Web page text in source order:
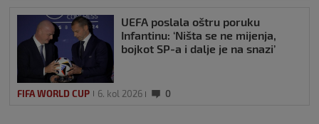
UEFA poslala oštru poruku
Infantinu: ‘Ništa se ne mijenja,
bojkot SP-a i dalje je na snazi’
FIFA WORLD CUP 6. kol 2026 0